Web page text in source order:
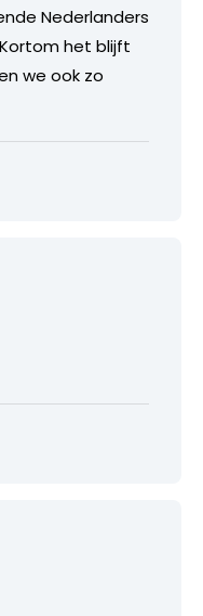
Nederlanders
het blijft
we ook zo